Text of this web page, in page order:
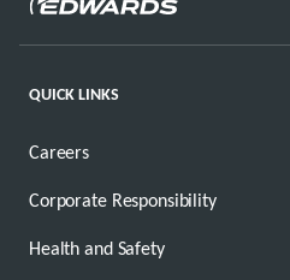
QUICK LINKS
Careers
Corporate Responsibility
Health and Safety